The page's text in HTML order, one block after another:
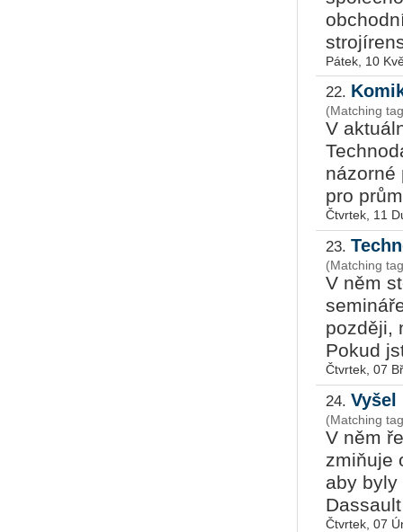
Pátek, 10
22.
(Matching
V
názorné
pro
Čtvrtek, 11
23.
(Matching
V něm
později,
Pokud
Čtvrtek, 07
24. Vyšel
(Matching
V něm
zmiňuje
aby byly
Čtvrtek, 07